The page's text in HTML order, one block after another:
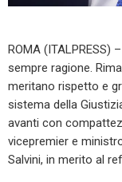
ROMA (ITALPRESS)
sempre ragione.
meritano rispetto e
sistema della
avanti con
vicepremier e
Salvini, in merito al